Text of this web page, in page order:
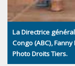
La Directrice
Congo (ABC), Fanny
Photo Droits Tiers.